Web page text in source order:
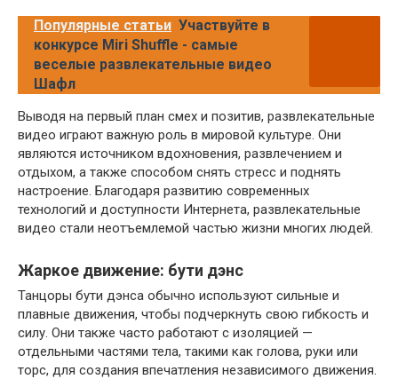
Популярные статьи Участвуйте в
конкурсе Miri Shuffle - самые
веселые развлекательные видео
Шафл
Выводя на первый план смех и позитив, развлекательные
видео играют важную роль в мировой культуре. Они
являются источником вдохновения, развлечением и
отдыхом, а также способом снять стресс и поднять
настроение. Благодаря развитию современных
технологий и доступности Интернета, развлекательные
видео стали неотъемлемой частью жизни многих людей.
Жаркое движение: бути дэнс
Танцоры бути дэнса обычно используют сильные и
плавные движения, чтобы подчеркнуть свою гибкость и
силу. Они также часто работают с изоляцией —
отдельными частями тела, такими как голова, руки или
торс, для создания впечатления независимого движения.